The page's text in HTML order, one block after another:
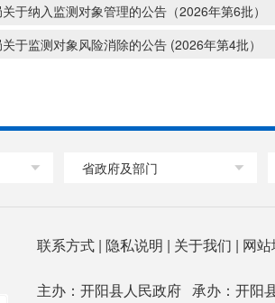
于纳入监测对象管理的公告（2026年第6批）
于监测对象风险消除的公告 (2026年第4批）
省政府及部门
联系方式 | 隐私说明 | 关于我们 | 网
主办：开阳县人民政府 承办：开阳